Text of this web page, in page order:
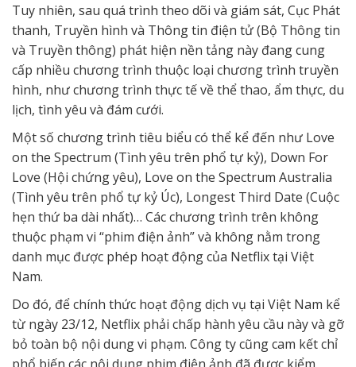
Tuy nhiên, sau quá trình theo dõi và giám sát, Cục Phát
thanh, Truyền hình và Thông tin điện tử (Bộ Thông tin
và Truyền thông) phát hiện nền tảng này đang cung
cấp nhiều chương trình thuộc loại chương trình truyền
hình, như chương trình thực tế về thể thao, ẩm thực, du
lịch, tình yêu và đám cưới.
Một số chương trình tiêu biểu có thể kể đến như Love
on the Spectrum (Tình yêu trên phổ tự kỷ), Down For
Love (Hội chứng yêu), Love on the Spectrum Australia
(Tình yêu trên phổ tự kỷ Úc), Longest Third Date (Cuộc
hẹn thứ ba dài nhất)… Các chương trình trên không
thuộc phạm vi “phim điện ảnh” và không nằm trong
danh mục được phép hoạt động của Netflix tại Việt
Nam.
Do đó, để chính thức hoạt động dịch vụ tại Việt Nam kể
từ ngày 23/12, Netflix phải chấp hành yêu cầu này và gỡ
bỏ toàn bộ nội dung vi phạm. Công ty cũng cam kết chỉ